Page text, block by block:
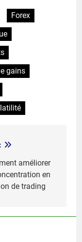
Forex
gains
améliorer
en
de trading